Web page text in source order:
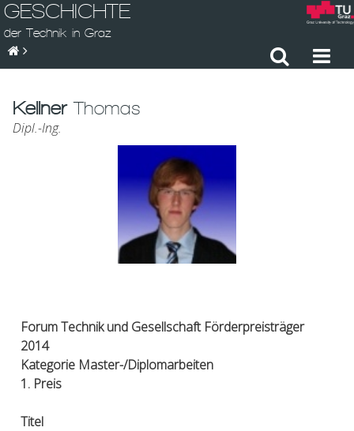
GESCHICHTE
der Technik in Graz
KellnerThomas
Dipl.-Ing.
Forum Technik und Gesellschaft Förderpreisträger
2014
Kategorie Master-/Diplomarbeiten
1. Preis
Titel